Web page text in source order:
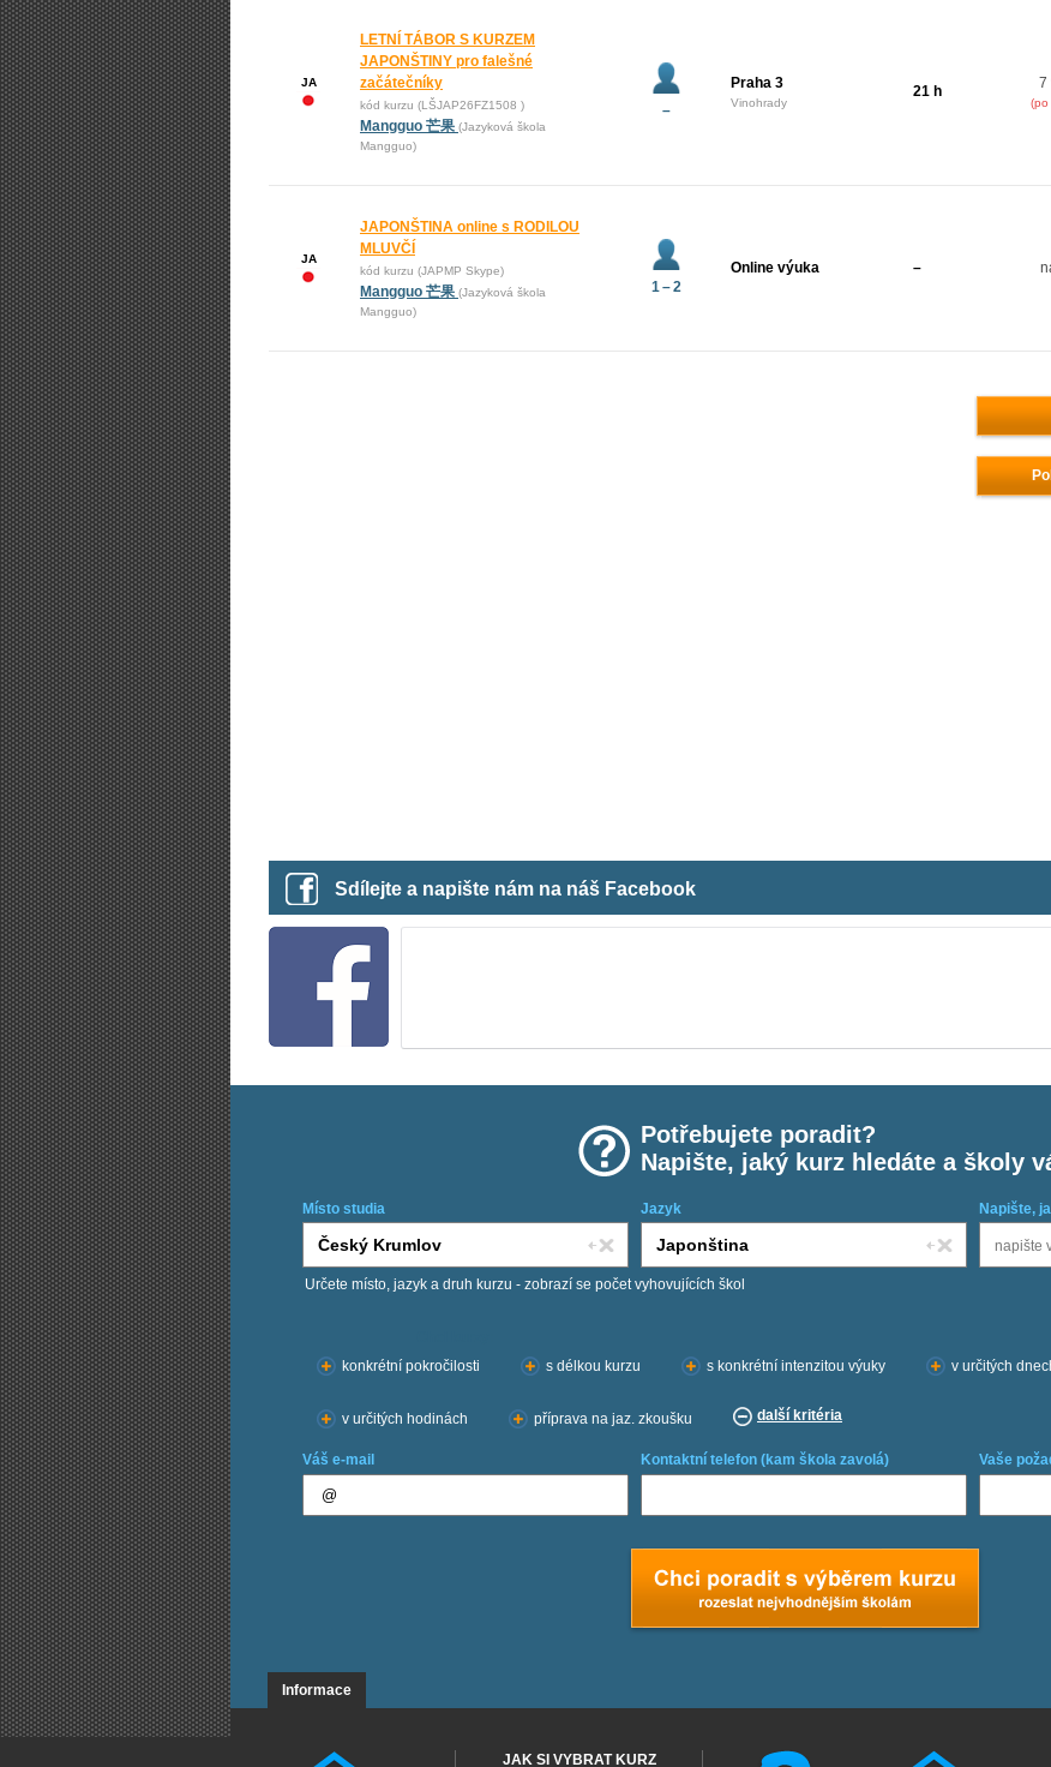
JA
LETNÍ TÁBOR S KURZEM
JAPONŠTINY pro falešné
začátečníky
kód kurzu (LŠJAP26FZ1508 )
Mangguo 芒果 (Jazyková škola
Mangguo)
–
Praha 3
Vinohrady
21 h 7
(po
JA
JAPONŠTINA online s RODILOU
MLUVČÍ
kód kurzu (JAPMP Skype)
Mangguo 芒果 (Jazyková škola
Mangguo)
1 – 2
Online výuka –
Sdílejte a napište nám na náš Facebook
Potřebujete poradit?
Napište, jaký kurz hledáte a školy
Místo studia Jazyk Napište,
Určete místo, jazyk a druh kurzu - zobrazí se počet vyhovujících škol
konkrétní pokročilosti
s délkou kurzu s konkrétní intenzitou výuky v určitých
v určitých hodinách příprava na jaz. zkoušku další kritéria
Váš e-mail Kontaktní telefon (kam škola zavolá) Vaše
Informace
JAK SI VYBRAT KURZ